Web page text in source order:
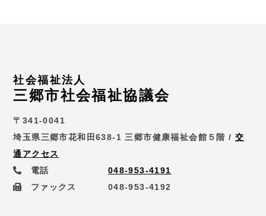
社会福祉法人
三郷市社会福祉協議会
〒341-0041
埼玉県三郷市花和田638-1 三郷市健康福祉会館５階 /交
通アクセス
電話
048-953-4191
ファックス
048-953-4192